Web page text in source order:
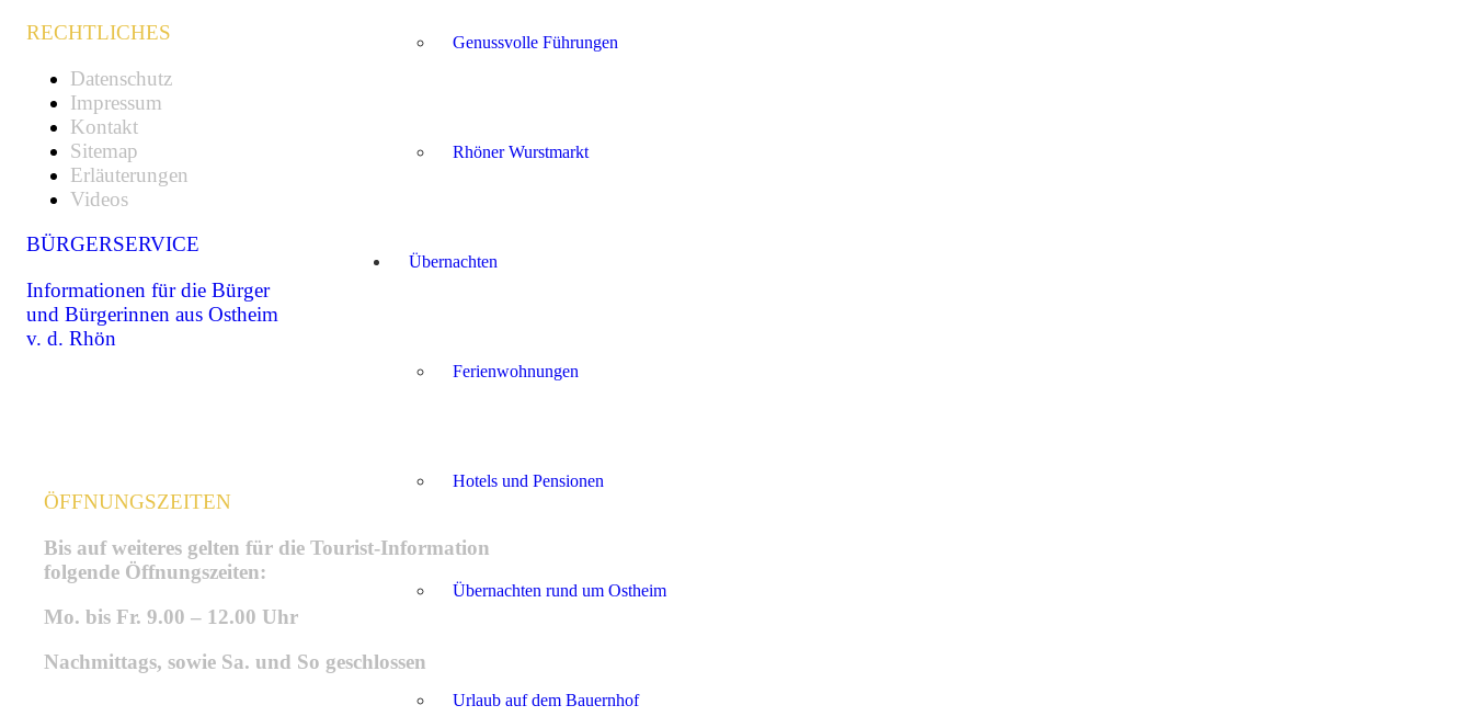
Genussvolle Führungen
Rhöner Wurstmarkt
Übernachten
Ferienwohnungen
Hotels und Pensionen
Übernachten rund um Ostheim
Urlaub auf dem Bauernhof
RECHTLICHES
Datenschutz
Impressum
Kontakt
Sitemap
Erläuterungen
Videos
BÜRGERSERVICE
Informationen für die Bürger
und Bürgerinnen aus Ostheim
v. d. Rhön
ÖFFNUNGSZEITEN
Bis auf weiteres gelten für die Tourist-Information
folgende Öffnungszeiten:
Mo. bis Fr. 9.00 – 12.00 Uhr
Nachmittags, sowie Sa. und So geschlossen